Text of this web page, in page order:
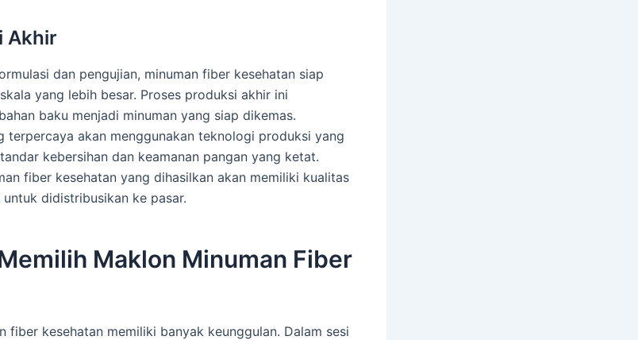
Akhir
dan pengujian, minuman fiber kesehatan siap
yang lebih besar. Proses produksi akhir ini
baku menjadi minuman yang siap dikemas.
terpercaya akan menggunakan teknologi produksi yang
kebersihan dan keamanan pangan yang ketat.
fiber kesehatan yang dihasilkan akan memiliki kualitas
didistribusikan ke pasar.
Maklon Minuman Fiber
fiber kesehatan memiliki banyak keunggulan. Dalam sesi